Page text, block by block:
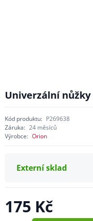
Univerzální nůžky
Kód produktu: P269638
Záruka: 24 měsíců
Výrobce: Orion
Externí sklad
175 Kč